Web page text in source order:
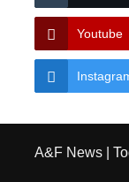
Youtube
A&F News|